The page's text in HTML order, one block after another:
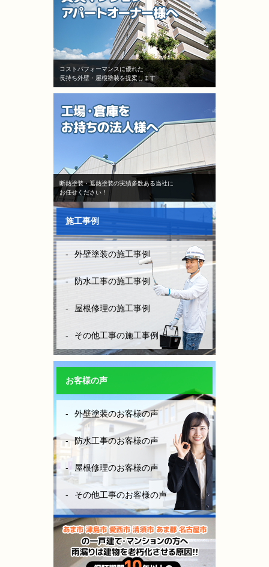
コストパフォーマンスに優れた
長持ち外壁・屋根塗装を提案します
断熱塗装・遮熱塗装の実績多数ある当社に
お任せください！
施工事例
外壁塗装の施工事例
防水工事の施工事例
屋根修理の施工事例
その他工事の施工事例
お客様の声
外壁塗装のお客様の声
防水工事のお客様の声
屋根修理のお客様の声
その他工事のお客様の声